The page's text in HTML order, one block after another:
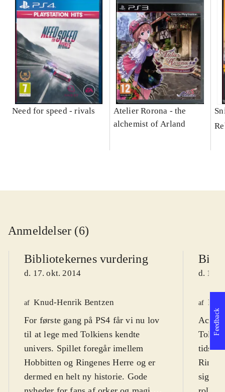
Need for speed - rivals
Atelier Rorona - the
alchemist of Arland
Anmeldelser (6)
Bibliotekernes vurdering
d. 17. okt. 2014
af Knud-Henrik Bentzen
For første gang på PS4 får vi nu lov
til at lege med Tolkiens kendte
univers. Spillet foregår imellem
Hobbitten og Ringenes Herre og er
dermed en helt ny historie. Gode
d. 19.
af
sig til
Feedback